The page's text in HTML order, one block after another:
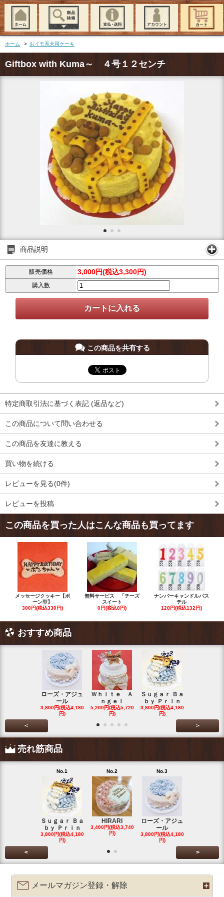
ホーム > おイモ系犬用ケーキ
Giftbox with Kuma～ ４号１２センチ
商品説明
販売価格 3,000円(税込3,300円)
購入数
この商品を共有する
特定商取引法に基づく表記 (返品など)
この商品について問い合わせる
この商品を友達に教える
買い物を続ける
レビューを見る(0件)
レビューを投稿
この商品を買った人はこんな商品も買ってます
メッセージクッキー【ボ
ーン型】
300円(税込330円)
無料サービス 「チーズ
スイート
0円(税込0円)
ナンバーキャンドルパス
テル
120円(税込132円)
おすすめ商品
ローズ・アジュ
ール
3,800円(税込4,180
円)
Ｗｈｉｔｅ Ａ
ｎｇｅｌ
5,200円(税込5,720
円)
Ｓｕｇａｒ Ｂａ
ｂｙ Ｐｒｉｎ
3,800円(税込4,180
円)
< >
売れ筋商品
No.1
Ｓｕｇａｒ Ｂａ
ｂｙ Ｐｒｉｎ
3,800円(税込4,180
円)
No.2
HIRARI
3,400円(税込3,740
円)
No.3
ローズ・アジュ
ール
3,800円(税込4,180
円)
< >
メールマガジン登録・解除